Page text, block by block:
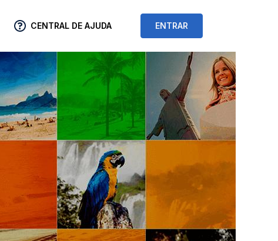
CENTRAL DE AJUDA ENTRAR